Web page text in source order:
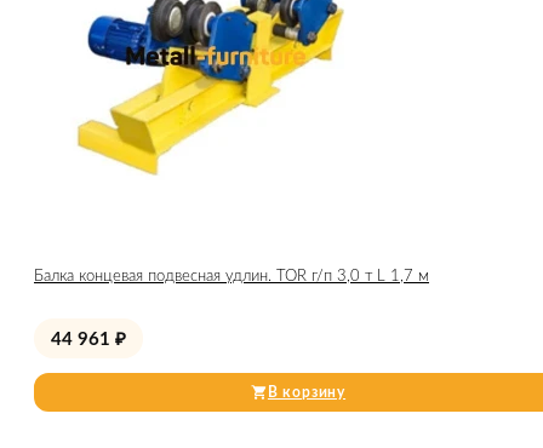
Балка концевая подвесная удлин. TOR г/п 3,0 т L 1,7 м
44 961 ₽
В корзину